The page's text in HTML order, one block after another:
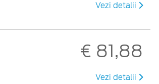
Vezi detalii
€ 81,88
Vezi detalii